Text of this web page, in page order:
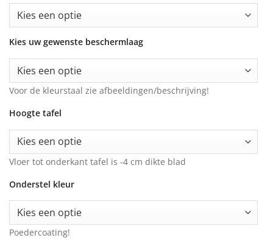
Kies uw gewenste beschermlaag
Voor de kleurstaal zie afbeeldingen/beschrijving!
Hoogte tafel
Vloer tot onderkant tafel is -4 cm dikte blad
Onderstel kleur
Poedercoating!